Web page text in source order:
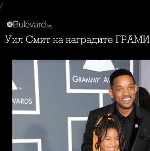
/
Уил Смит на наградите ГРАМИ